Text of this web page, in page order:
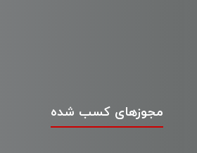
مجوزهای کسب شده